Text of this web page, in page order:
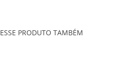
PRODUTO TAMBÉM